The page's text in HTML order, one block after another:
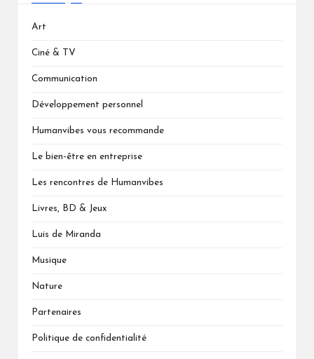
Art
Ciné & TV
Communication
Développement personnel
Humanvibes vous recommande
Le bien-être en entreprise
Les rencontres de Humanvibes
Livres, BD & Jeux
Luis de Miranda
Musique
Nature
Partenaires
Politique de confidentialité